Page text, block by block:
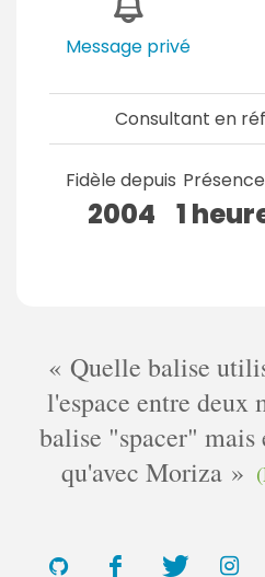
Message privé
Consultant en
Fidèle depuis
2004
Présence
1
Quelle balise
l'espace entre deux
balise "spacer"
qu'avec Moriza